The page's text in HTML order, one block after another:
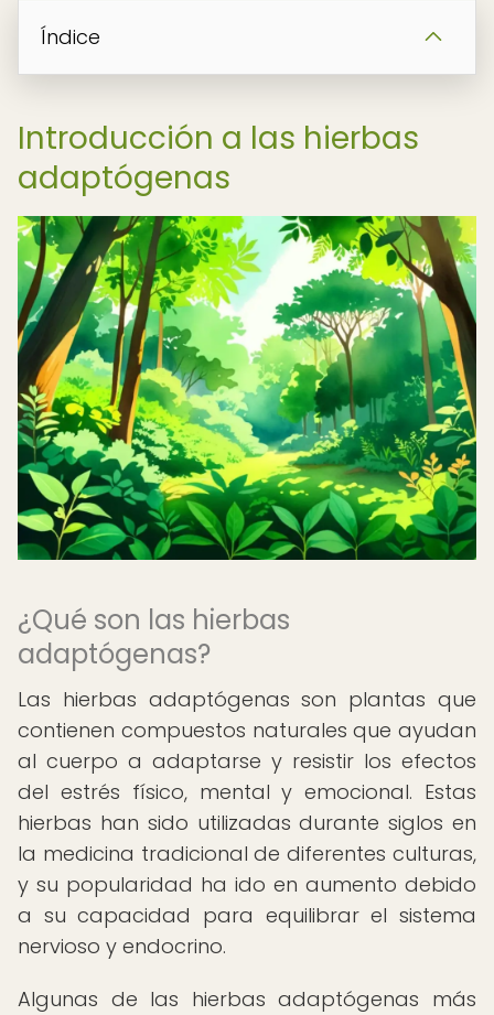
Índice
Introducción a las hierbas
adaptógenas
¿Qué son las hierbas
adaptógenas?
Las hierbas adaptógenas son plantas que
contienen compuestos naturales que ayudan
al cuerpo a adaptarse y resistir los efectos
del estrés físico, mental y emocional. Estas
hierbas han sido utilizadas durante siglos en
la medicina tradicional de diferentes culturas,
y su popularidad ha ido en aumento debido
a su capacidad para equilibrar el sistema
nervioso y endocrino.
Algunas de las hierbas adaptógenas más